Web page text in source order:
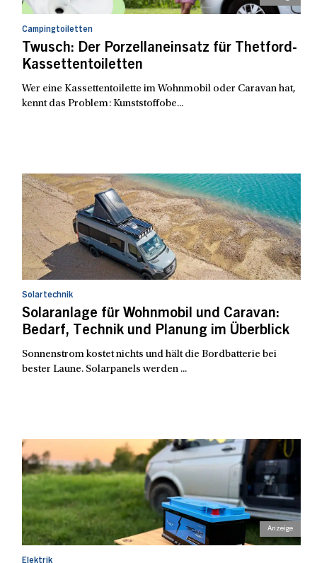
Campingtoiletten
Twusch: Der Porzellaneinsatz für Thetford-
Kassettentoiletten
Wer eine Kassettentoilette im Wohnmobil oder Caravan hat,
kennt das Problem: Kunststoffobe...
Solartechnik
Solaranlage für Wohnmobil und Caravan:
Bedarf, Technik und Planung im Überblick
Sonnenstrom kostet nichts und hält die Bordbatterie bei
bester Laune. Solarpanels werden ...
Elektrik